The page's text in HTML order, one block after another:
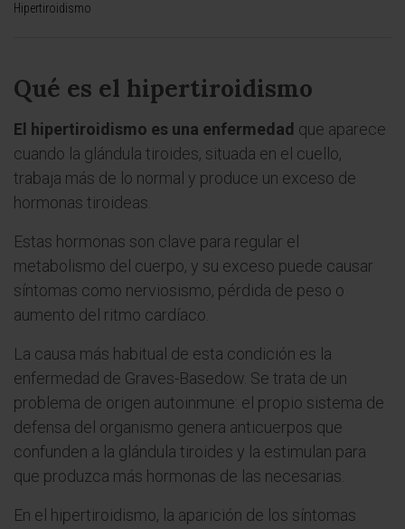
Hipertiroidismo
Qué es el hipertiroidismo
El hipertiroidismo es una enfermedad que aparece
cuando la glándula tiroides, situada en el cuello,
trabaja más de lo normal y produce un exceso de
hormonas tiroideas.
Estas hormonas son clave para regular el
metabolismo del cuerpo, y su exceso puede causar
síntomas como nerviosismo, pérdida de peso o
aumento del ritmo cardíaco.
La causa más habitual de esta condición es la
enfermedad de Graves-Basedow. Se trata de un
problema de origen autoinmune: el propio sistema de
defensa del organismo genera anticuerpos que
confunden a la glándula tiroides y la estimulan para
que produzca más hormonas de las necesarias.
En el hipertiroidismo, la aparición de los síntomas